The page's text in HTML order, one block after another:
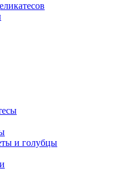
и голубцы